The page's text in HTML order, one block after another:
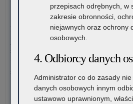
7 sierpnia 2026
Informacja o liczbie wolnych miejsc
publicznych szkół policealnych,
szkół dla dorosłych (publicznych
terenie województwa małopolskiego –
przepisach odrębnych, w
zakresie obronności,
niejawnych oraz ochrony
osobowych.
4. Odbiorcy danych
Administrator co do zasady
danych osobowych innym
ustawowo uprawnionym,